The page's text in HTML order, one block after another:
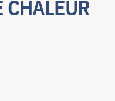
CHALEUR